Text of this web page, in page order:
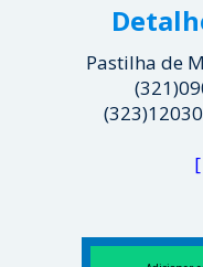
Pastilha de